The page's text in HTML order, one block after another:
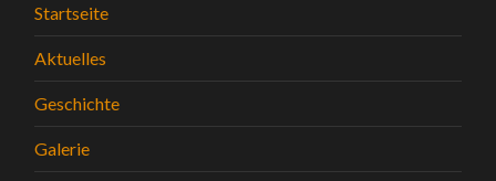
Startseite
Aktuelles
Geschichte
Galerie